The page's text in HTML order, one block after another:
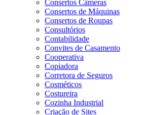
Consertos Câmeras
Consertos de Máquinas
Consertos de Roupas
Consultórios
Contabilidade
Convites de Casamento
Cooperativa
Copiadora
Corretora de Seguros
Cosméticos
Costureira
Cozinha Industrial
Criação de Sites